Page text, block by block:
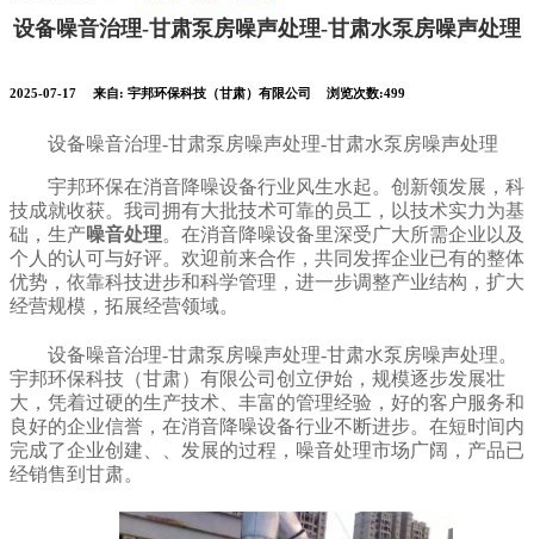
设备噪音治理-甘肃泵房噪声处理-甘肃水泵房噪声处理
2025-07-17 来自: 宇邦环保科技（甘肃）有限公司 浏览次数:499
设备噪音治理-甘肃泵房噪声处理-甘肃水泵房噪声处理
宇邦环保在消音降噪设备行业风生水起。创新领发展，科
技成就收获。我司拥有大批技术可靠的员工，以技术实力为基
础，生产噪音处理。在消音降噪设备里深受广大所需企业以及
个人的认可与好评。欢迎前来合作，共同发挥企业已有的整体
优势，依靠科技进步和科学管理，进一步调整产业结构，扩大
经营规模，拓展经营领域。
设备噪音治理-甘肃泵房噪声处理-甘肃水泵房噪声处理。
宇邦环保科技（甘肃）有限公司创立伊始，规模逐步发展壮
大，凭着过硬的生产技术、丰富的管理经验，好的客户服务和
良好的企业信誉，在消音降噪设备行业不断进步。在短时间内
完成了企业创建、、发展的过程，噪音处理市场广阔，产品已
经销售到甘肃。